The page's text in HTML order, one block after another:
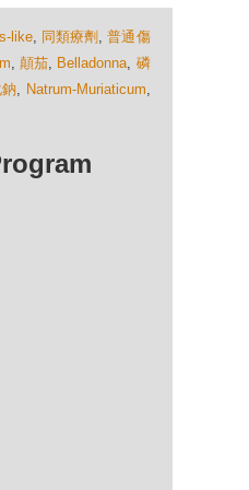
like, 同類療劑 ,普通傷
, 顛茄, Belladonna, 磷
, Natrum-Muriaticum,